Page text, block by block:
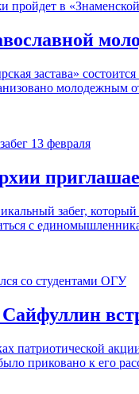
застава»
забег,
с
приковано к его